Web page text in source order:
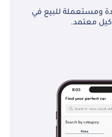
سيارة جديدة ومستعملة للبيع في